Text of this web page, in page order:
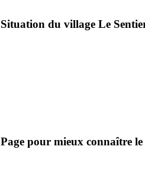
Situation du village Le
Page pour mieux connaître